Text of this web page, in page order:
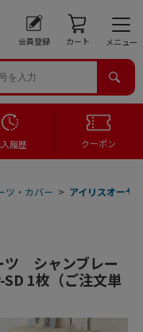
会員登録 カート メニュー
履歴 クーポン
ツ・カバー > アイリスオーヤ
ツ シャンブレー
1枚（ご注文単